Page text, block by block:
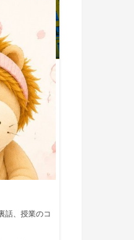
話、授業のコ